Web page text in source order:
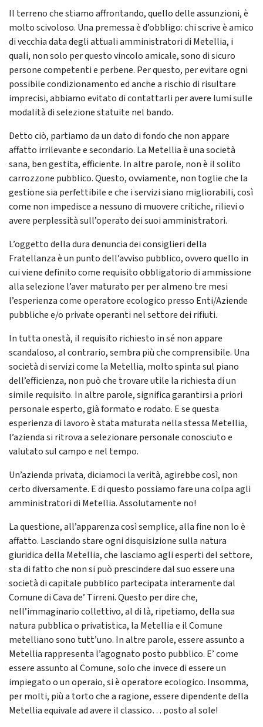
Il terreno che stiamo affrontando, quello delle assunzioni, è
molto scivoloso. Una premessa è d’obbligo: chi scrive è amico
di vecchia data degli attuali amministratori di Metellia, i
quali, non solo per questo vincolo amicale, sono di sicuro
persone competenti e perbene. Per questo, per evitare ogni
possibile condizionamento ed anche a rischio di risultare
imprecisi, abbiamo evitato di contattarli per avere lumi sulle
modalità di selezione statuite nel bando.
Detto ciò, partiamo da un dato di fondo che non appare
affatto irrilevante e secondario. La Metellia è una società
sana, ben gestita, efficiente. In altre parole, non è il solito
carrozzone pubblico. Questo, ovviamente, non toglie che la
gestione sia perfettibile e che i servizi siano migliorabili, così
come non impedisce a nessuno di muovere critiche, rilievi o
avere perplessità sull’operato dei suoi amministratori.
L’oggetto della dura denuncia dei consiglieri della
Fratellanza è un punto dell’avviso pubblico, ovvero quello in
cui viene definito come requisito obbligatorio di ammissione
alla selezione l’aver maturato per per almeno tre mesi
l’esperienza come operatore ecologico presso Enti/Aziende
pubbliche e/o private operanti nel settore dei rifiuti.
In tutta onestà, il requisito richiesto in sé non appare
scandaloso, al contrario, sembra più che comprensibile. Una
società di servizi come la Metellia, molto spinta sul piano
dell’efficienza, non può che trovare utile la richiesta di un
simile requisito. In altre parole, significa garantirsi a priori
personale esperto, già formato e rodato. E se questa
esperienza di lavoro è stata maturata nella stessa Metellia,
l’azienda si ritrova a selezionare personale conosciuto e
valutato sul campo e nel tempo.
Un’azienda privata, diciamoci la verità, agirebbe così, non
certo diversamente. E di questo possiamo fare una colpa agli
amministratori di Metellia. Assolutamente no!
La questione, all’apparenza così semplice, alla fine non lo è
affatto. Lasciando stare ogni disquisizione sulla natura
giuridica della Metellia, che lasciamo agli esperti del settore,
sta di fatto che non si può prescindere dal suo essere una
società di capitale pubblico partecipata interamente dal
Comune di Cava de’ Tirreni. Questo per dire che,
nell’immaginario collettivo, al di là, ripetiamo, della sua
natura pubblica o privatistica, la Metellia e il Comune
metelliano sono tutt’uno. In altre parole, essere assunto a
Metellia rappresenta l’agognato posto pubblico. E’ come
essere assunto al Comune, solo che invece di essere un
impiegato o un operaio, si è operatore ecologico. Insomma,
per molti, più a torto che a ragione, essere dipendente della
Metellia equivale ad avere il classico… posto al sole!